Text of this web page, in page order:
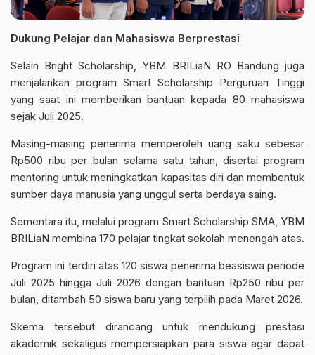
Dukung Pelajar dan Mahasiswa Berprestasi
Selain Bright Scholarship, YBM BRILiaN RO Bandung juga
menjalankan program Smart Scholarship Perguruan Tinggi
yang saat ini memberikan bantuan kepada 80 mahasiswa
sejak Juli 2025.
Masing-masing penerima memperoleh uang saku sebesar
Rp500 ribu per bulan selama satu tahun, disertai program
mentoring untuk meningkatkan kapasitas diri dan membentuk
sumber daya manusia yang unggul serta berdaya saing.
Sementara itu, melalui program Smart Scholarship SMA, YBM
BRILiaN membina 170 pelajar tingkat sekolah menengah atas.
Program ini terdiri atas 120 siswa penerima beasiswa periode
Juli 2025 hingga Juli 2026 dengan bantuan Rp250 ribu per
bulan, ditambah 50 siswa baru yang terpilih pada Maret 2026.
Skema tersebut dirancang untuk mendukung prestasi
akademik sekaligus mempersiapkan para siswa agar dapat